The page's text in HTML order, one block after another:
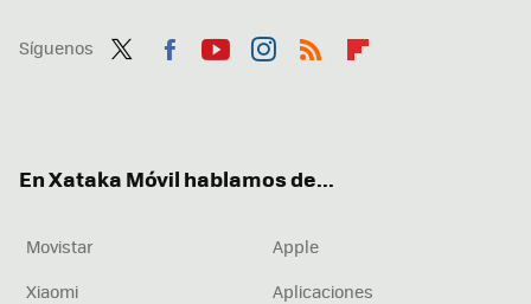
Síguenos
En Xataka Móvil hablamos de...
Movistar
Apple
Xiaomi
Aplicaciones